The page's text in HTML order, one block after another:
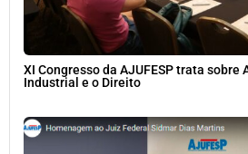
XI Congresso da AJUFESP trata sobre
Industrial e o Direito